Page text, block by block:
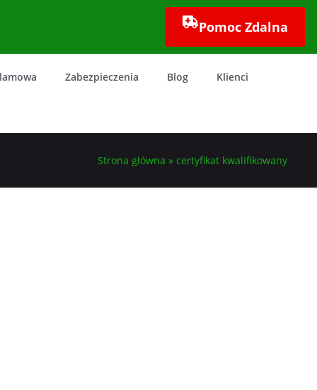
Pomoc Zdalna
Zabezpieczenia Blog Klienci
Strona główna » certyfikat kwalifikowany